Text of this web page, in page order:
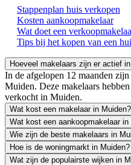
Stappenplan huis verkopen
Kosten aankoopmakelaar
Wat doet een
Tips bij het kopen van een
Hoeveel makelaars zijn er actief
In de afgelopen 12 maanden
Muiden. Deze makelaars
verkocht in Muiden.
Wat kost een makelaar in Muiden?
Wat kost een aankoopmakelaar in
Wie zijn de beste makelaars in
Hoe is de woningmarkt in Muiden?
Wat zijn de populairste wijken in